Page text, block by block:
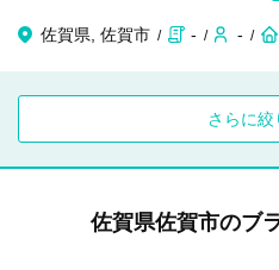
佐賀県, 佐賀市 - -
さらに絞
佐賀県佐賀市のブ